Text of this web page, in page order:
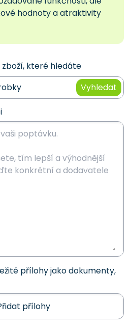
hodnoty a atraktivity
zboží, které hledáte
Vyhledat
přílohy jako dokumenty,
přílohy